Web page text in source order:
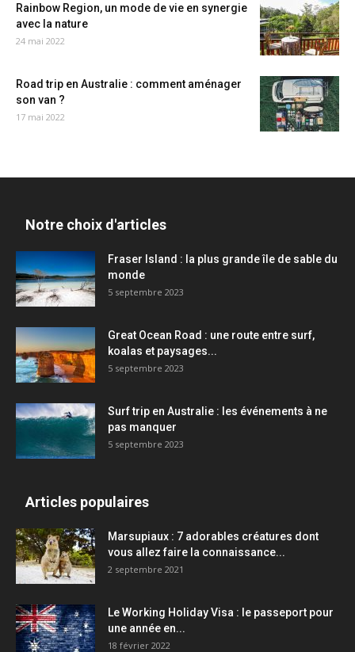
Rainbow Region, un mode de vie en synergie
avec la nature
24 mai 2022
Road trip en Australie : comment aménager
son van ?
17 mai 2022
Notre choix d'articles
Fraser Island : la plus grande île de sable du
monde
5 septembre 2023
Great Ocean Road : une route entre surf,
koalas et paysages...
5 septembre 2023
Surf trip en Australie : les événements à ne
pas manquer
5 septembre 2023
Articles populaires
Marsupiaux : 7 adorables créatures dont
vous allez faire la connaissance...
2 septembre 2021
Le Working Holiday Visa : le passeport pour
une année en...
18 février 2022